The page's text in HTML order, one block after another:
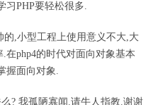
习PHP要轻松很多.
,小型工程上使用意义不大,大
在php4的时代对面向对象基本
握面向对象.
? 我孤陋寡闻.请牛人指教.谢谢